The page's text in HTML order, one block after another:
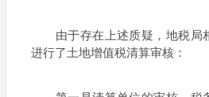
由于存在上述质疑，地税局
进行了土地增值税清算审核：